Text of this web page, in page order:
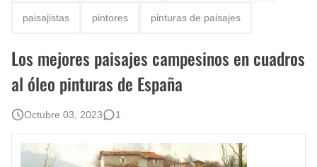
paisajistas pintores pinturas de paisajes
Los mejores paisajes campesinos en cuadros
al óleo pinturas de España
Octubre 03, 2023 1